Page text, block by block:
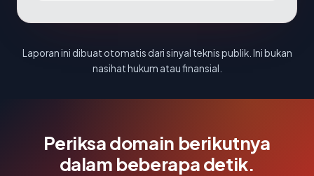
Laporan ini dibuat otomatis dari sinyal teknis publik. Ini bukan
nasihat hukum atau finansial.
Periksa domain berikutnya
dalam beberapa detik.